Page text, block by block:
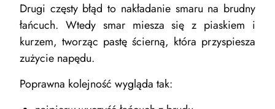
Drugi częsty błąd to nakładanie smaru na brudny
łańcuch. Wtedy smar miesza się z piaskiem i
kurzem, tworząc pastę ścierną, która przyspiesza
zużycie napędu.
Poprawna kolejność wygląda tak: